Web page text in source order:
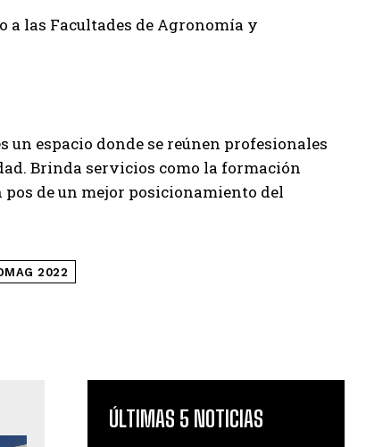
a las Facultades de Agronomía y
un espacio donde se reúnen profesionales
Brinda servicios como la formación
de un mejor posicionamiento del
2022
ÚLTIMAS 5 NOTICIAS